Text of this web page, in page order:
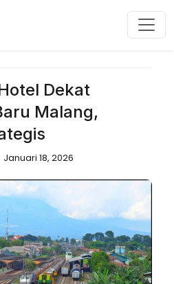
Dekat
Malang,
Januari 18, 2026